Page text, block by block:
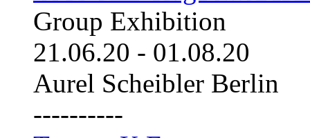
Group Exhibition
21.06.20 - 01.08.20
Aurel Scheibler Berlin
----------